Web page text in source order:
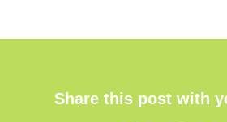
Share this post with